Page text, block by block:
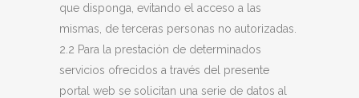
que disponga, evitando el acceso a las
mismas, de terceras personas no autorizadas.
2.2 Para la prestación de determinados
servicios ofrecidos a través del presente
portal web se solicitan una serie de datos al